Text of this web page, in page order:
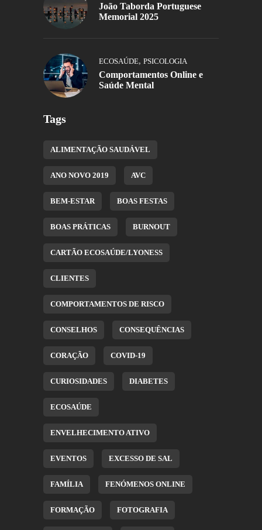
João Taborda Portuguese
Memorial 2025
ECOSAÚDE, PSICOLOGIA
Comportamentos Online e
Saúde Mental
Tags
ALIMENTAÇÃO SAUDÁVEL
ANO NOVO 2019 AVC
BEM-ESTAR BOAS FESTAS
BOAS PRÁTICAS BURNOUT
CARTÃO ECOSAÚDE/LYONESS
CLIENTES
COMPORTAMENTOS DE RISCO
CONSELHOS CONSEQUÊNCIAS
CORAÇÃO COVID-19
CURIOSIDADES DIABETES
ECOSAÚDE
ENVELHECIMENTO ATIVO
EVENTOS EXCESSO DE SAL
FAMÍLIA FENÓMENOS ONLINE
FORMAÇÃO FOTOGRAFIA